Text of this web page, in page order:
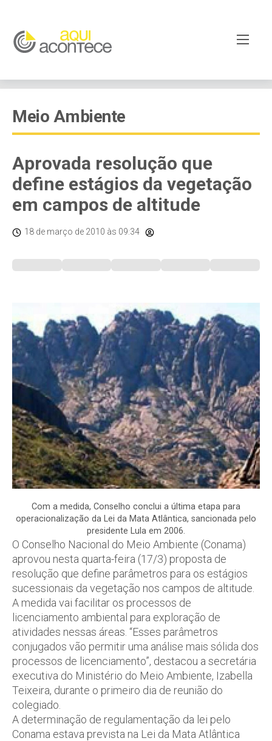
Meio Ambiente
Aprovada resolução que
define estágios da vegetação
em campos de altitude
18 de março de 2010 às 09:34
Com a medida, Conselho conclui a última etapa para
operacionalização da Lei da Mata Atlântica, sancionada pelo
presidente Lula em 2006.
O Conselho Nacional do Meio Ambiente (Conama)
aprovou nesta quarta-feira (17/3) proposta de
resolução que define parâmetros para os estágios
sucessionais da vegetação nos campos de altitude.
A medida vai facilitar os processos de
licenciamento ambiental para exploração de
atividades nessas áreas. “Esses parâmetros
conjugados vão permitir uma análise mais sólida dos
processos de licenciamento”, destacou a secretária
executiva do Ministério do Meio Ambiente, Izabella
Teixeira, durante o primeiro dia de reunião do
colegiado.
A determinação de regulamentação da lei pelo
Conama estava prevista na Lei da Mata Atlântica